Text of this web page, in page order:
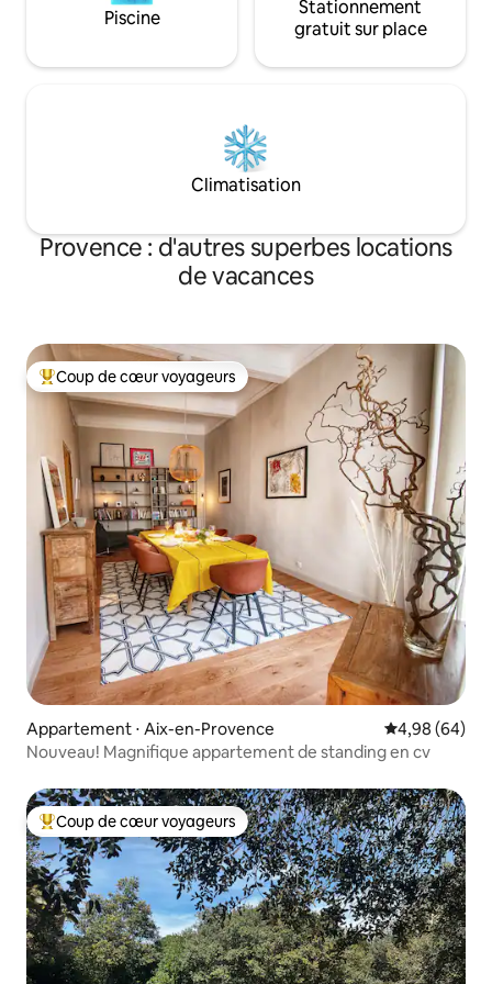
Piscine
Stationnement
gratuit sur place
Climatisation
Provence : d'autres superbes locations
de vacances
Coups de cœur voyageurs les plus appréciés
Coup de cœur voyageurs
Appartement ⋅ Aix-en-Provence Évaluation
4,98 (64)
Nouveau! Magnifique appartement de standing en cv
Coups de cœur voyageurs les plus appréciés
Coup de cœur voyageurs